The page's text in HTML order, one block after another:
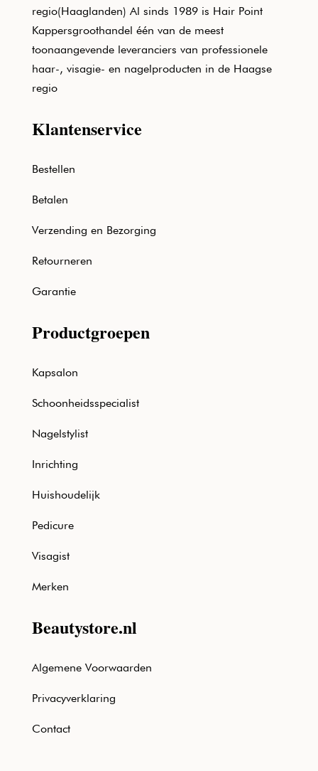
regio(Haaglanden) Al sinds 1989 is Hair Point
Kappersgroothandel één van de meest
toonaangevende leveranciers van professionele
haar-, visagie- en nagelproducten in de Haagse
regio
Klantenservice
Bestellen
Betalen
Verzending en Bezorging
Retourneren
Garantie
Productgroepen
Kapsalon
Schoonheidsspecialist
Nagelstylist
Inrichting
Huishoudelijk
Pedicure
Visagist
Merken
Beautystore.nl
Algemene Voorwaarden
Privacyverklaring
Contact